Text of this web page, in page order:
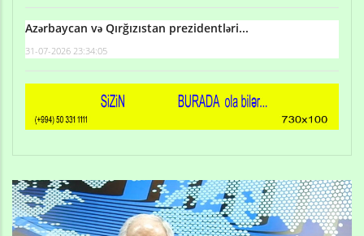
Azərbaycan və Qırğızıstan prezidentləri...
31-07-2026 23:34:05